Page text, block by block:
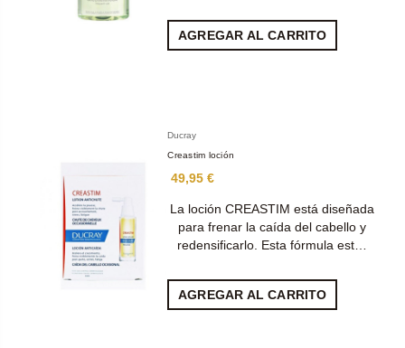
AGREGAR AL CARRITO
Ducray
Creastim loción
49,95 €
La loción CREASTIM está diseñada
para frenar la caída del cabello y
redensificarlo. Esta fórmula est…
AGREGAR AL CARRITO